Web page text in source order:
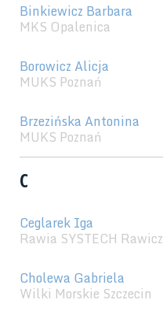
Binkiewicz Barbara
MKS Opalenica
Borowicz Alicja
MUKS Poznań
Brzezińska Antonina
MUKS Poznań
C
Ceglarek Iga
Rawia SYSTECH Rawicz
Cholewa Gabriela
Wilki Morskie Szczecin